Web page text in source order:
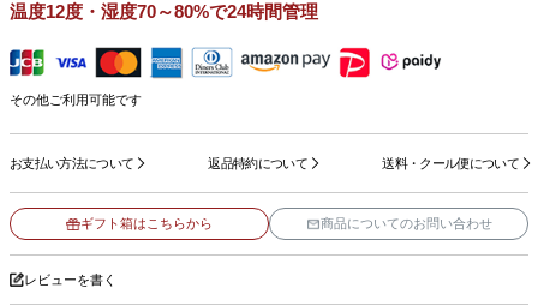
温度12度・湿度70～80%で24時間管理
その他ご利用可能です
お支払い方法について 返品特約について 送料・クール便について
ギフト箱はこちらから 商品についてのお問い合わせ
レビューを書く